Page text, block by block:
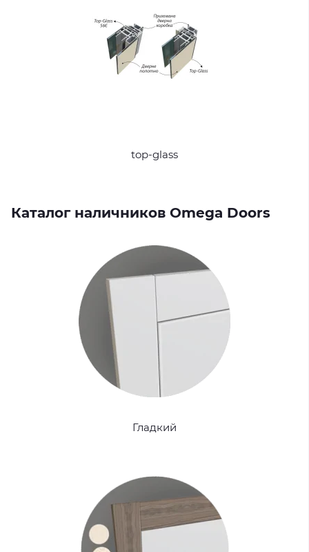
top-glass
Каталог наличников Omega Doors
Гладкий